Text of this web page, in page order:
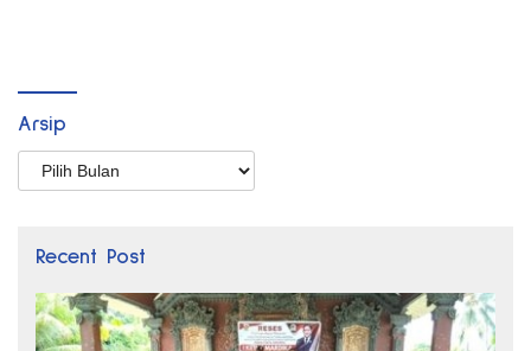
Arsip
Arsip
Recent Post